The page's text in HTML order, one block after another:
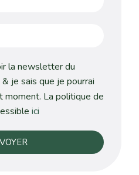
la newsletter du
je sais que je pourrai
moment. La politique de
ici